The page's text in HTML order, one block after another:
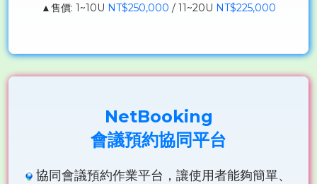
▲售價: 1~10U NT$250,000 / 11~20U NT$225,000
NetBooking
會議預約協同平台
協同會議預約作業平台，讓使用者能夠簡單、